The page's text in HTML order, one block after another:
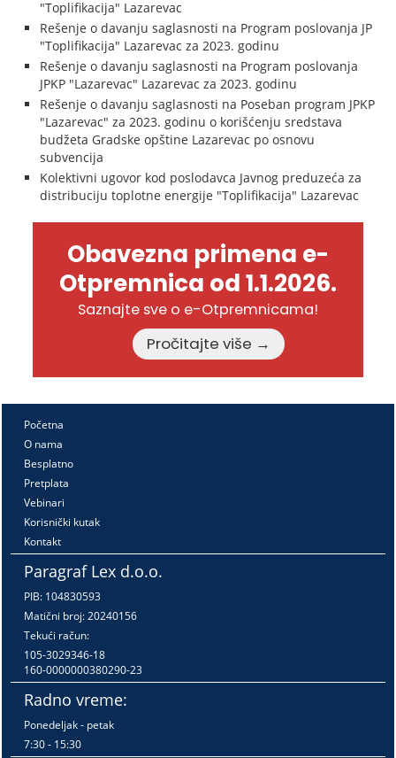
"Toplifikacija" Lazarevac
Rešenje o davanju saglasnosti na Program poslovanja JP
"Toplifikacija" Lazarevac za 2023. godinu
Rešenje o davanju saglasnosti na Program poslovanja
JPKP "Lazarevac" Lazarevac za 2023. godinu
Rešenje o davanju saglasnosti na Poseban program JPKP
"Lazarevac" za 2023. godinu o korišćenju sredstava
budžeta Gradske opštine Lazarevac po osnovu
subvencija
Kolektivni ugovor kod poslodavca Javnog preduzeća za
distribuciju toplotne energije "Toplifikacija" Lazarevac
Obavezna primena e-
Otpremnica od 1.1.2026.
Saznajte sve o e-Otpremnicama!
Pročitajte više →
Početna
O nama
Besplatno
Pretplata
Vebinari
Korisnički kutak
Kontakt
Paragraf Lex d.o.o.
PIB: 104830593
Matični broj: 20240156
Tekući račun:
105-3029346-18
160-0000000380290-23
Radno vreme:
Ponedeljak - petak
7:30 - 15:30